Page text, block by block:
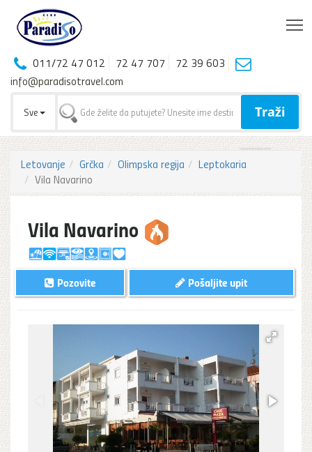
011/72 47 012 72 47 707
72 39 603
info@paradisotravel.com
Sve Traži
Letovanje Grčka Olimpska regija
Leptokaria
Vila Navarino
Vila Navarino
Pošaljite upit
Pozovite